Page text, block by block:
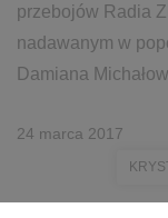
przebojów Radia
nadawanym w
Damiana
24 marca 2017